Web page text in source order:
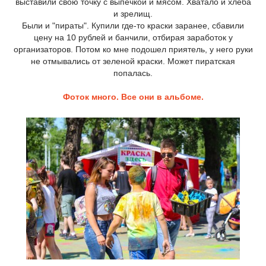
и зрелищ.
Были и "пираты". Купили где-то краски заранее, сбавили
цену на 10 рублей и банчили, отбирая заработок у
организаторов. Потом ко мне подошел приятель, у него руки
не отмывались от зеленой краски. Может пиратская
попалась.
Фоток много. Все они в альбоме.